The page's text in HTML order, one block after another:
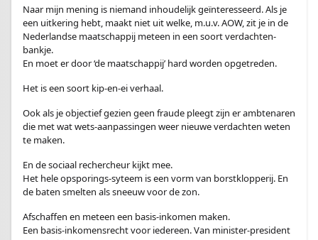
Naar mijn mening is niemand inhoudelijk geïnteresseerd. Als je
een uitkering hebt, maakt niet uit welke, m.u.v. AOW, zit je in de
Nederlandse maatschappij meteen in een soort verdachten-
bankje.
En moet er door ‘de maatschappij’ hard worden opgetreden.
Het is een soort kip-en-ei verhaal.
Ook als je objectief gezien geen fraude pleegt zijn er ambtenaren
die met wat wets-aanpassingen weer nieuwe verdachten weten
te maken.
En de sociaal rechercheur kijkt mee.
Het hele opsporings-syteem is een vorm van borstklopperij. En
de baten smelten als sneeuw voor de zon.
Afschaffen en meteen een basis-inkomen maken.
Een basis-inkomensrecht voor iedereen. Van minister-president